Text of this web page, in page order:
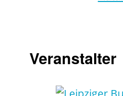
Veranstalter